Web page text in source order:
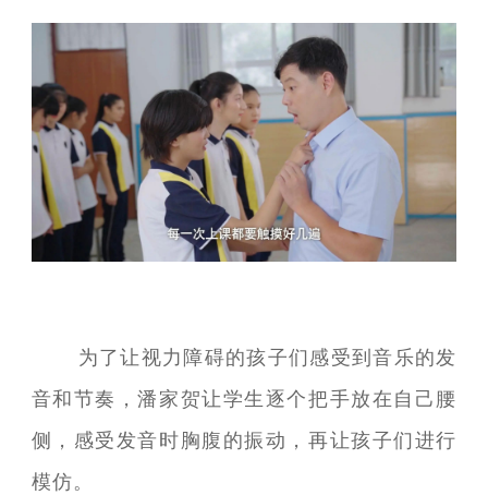
为了让视力障碍的孩子们感受到音乐的发
音和节奏，潘家贺让学生逐个把手放在自己腰
侧，感受发音时胸腹的振动，再让孩子们进行
模仿。